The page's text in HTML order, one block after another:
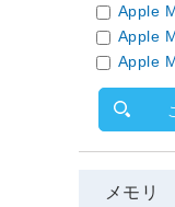
Apple
Apple
Apple
メモリ